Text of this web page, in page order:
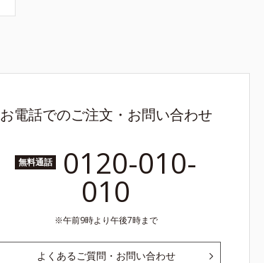
お電話でのご注文・お問い合わせ
無料通話 0120-010-
010
午前9時より午後7時まで
よくあるご質問・お問い合わせ